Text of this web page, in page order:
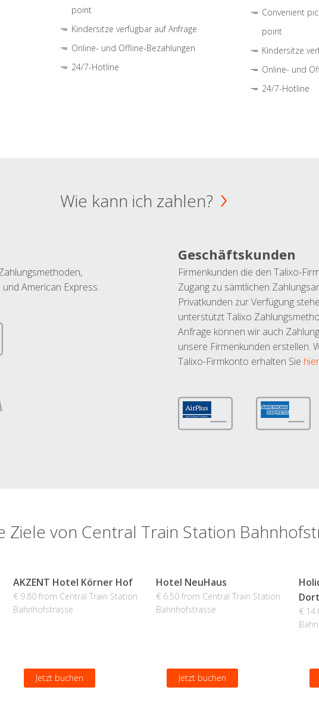
point
Kindersitze verfügbar auf Anfrage
Online- und Offline-Bezahlungen
24/7-Hotline
Convenient
point
Kindersitze
Online- und
24/7-Hotline
Wie kann ich zahlen?
American Express.
Geschäftskunden
Firmenkunden die den Talixo-
Zugang zu sämtlichen
Privatkunden zur Verfügung
unterstützt Talixo
Anfrage können wir auch
unsere Firmenkunden erstellen.
Talixo-Firmkonto erhalten Sie hier
Ziele von Central Train Station
AKZENT Hotel Körner Hof
€ 9.80 from Central Train Station
Bahnhofstrasse
Jetzt buchen
Hotel NeuHaus
€ 6.50 from Central Train Station
Bahnhofstrasse
Jetzt buchen
€